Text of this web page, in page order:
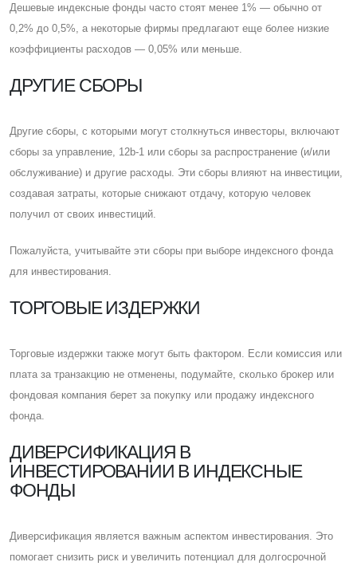
Дешевые индексные фонды часто стоят менее 1% — обычно от
0,2% до 0,5%, а некоторые фирмы предлагают еще более низкие
коэффициенты расходов — 0,05% или меньше.
ДРУГИЕ СБОРЫ
Другие сборы, с которыми могут столкнуться инвесторы, включают
сборы за управление, 12b-1 или сборы за распространение (и/или
обслуживание) и другие расходы. Эти сборы влияют на инвестиции,
создавая затраты, которые снижают отдачу, которую человек
получил от своих инвестиций.
Пожалуйста, учитывайте эти сборы при выборе индексного фонда
для инвестирования.
ТОРГОВЫЕ ИЗДЕРЖКИ
Торговые издержки также могут быть фактором. Eсли комиссия или
плата за транзакцию не отменены, подумайте, сколько брокер или
фондовая компания берет за покупку или продажу индексного
фонда.
ДИВЕРСИФИКАЦИЯ В
ИНВЕСТИРОВАНИИ В ИНДЕКСНЫЕ
ФОНДЫ
Диверсификация является важным аспектом инвестирования. Это
помогает снизить риск и увеличить потенциал для долгосрочной